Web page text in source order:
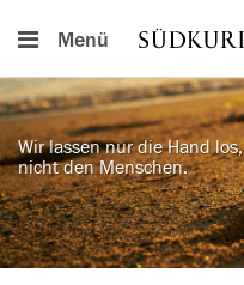
Menü
Wir lassen nur die Hand los,
nicht den Menschen.